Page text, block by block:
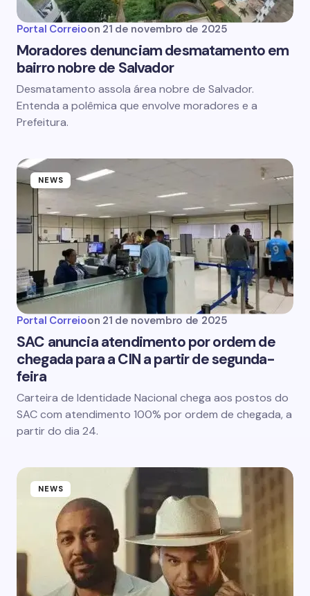
Portal Correioon 21 de novembro de 2025
Moradores denunciam desmatamento em
bairro nobre de Salvador
Desmatamento assola área nobre de Salvador.
Entenda a polêmica que envolve moradores e a
Prefeitura.
NEWS
Portal Correioon 21 de novembro de 2025
SAC anuncia atendimento por ordem de
chegada para a CIN a partir de segunda-
feira
Carteira de Identidade Nacional chega aos postos do
SAC com atendimento 100% por ordem de chegada, a
partir do dia 24.
NEWS